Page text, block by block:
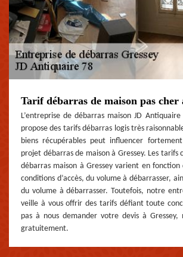
Tarif débarras de maison pas cher
L’entreprise de débarras maison JD
propose des tarifs débarras logis très
biens récupérables peut influencer
projet débarras de maison à Gressey. Les tarifs
débarras maison à Gressey varient en fonction
conditions d’accès, du volume à débarrasser,
du volume à débarrasser. Toutefois, notre
veille à vous offrir des tarifs défiant toute
pas à nous demander votre devis à Gressey,
gratuitement.